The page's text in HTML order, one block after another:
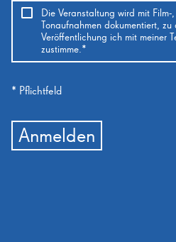
Die Veranstaltung wird mit
Tonaufnahmen dokumentiert,
Veröffentlichung ich mit meiner
zustimme.*
* Pflichtfeld